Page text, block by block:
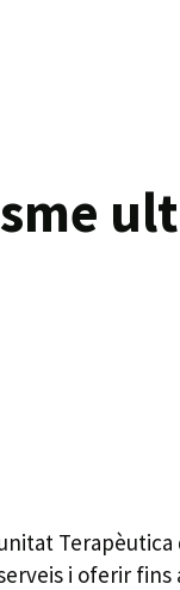
i oferir fins